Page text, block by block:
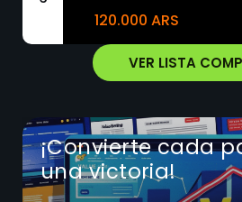
120.000 ARS
VER LISTA
¡Convierte cada
una victoria!